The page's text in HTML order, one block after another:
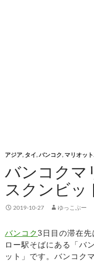
アジア, タイ,バンコク, マリオッ
バンコクマ
スクンビッ
2019-10-27 ゆっこぷー
バンコク3日目の滞在
ロー駅そばにある「バ
ット」です。バンコク